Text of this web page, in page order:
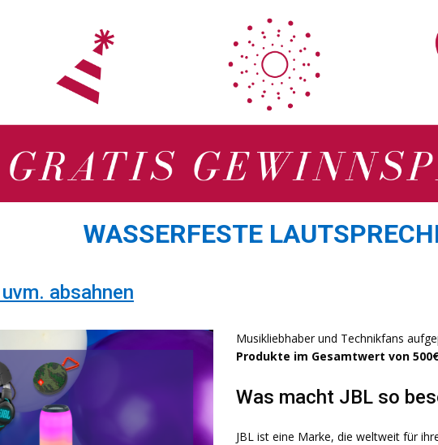
WASSERFESTE
absahnen
Musikliebhaber und Technikfans
Produkte im Gesamtwert von
Was macht JBL so
JBL ist eine Marke, die weltweit für